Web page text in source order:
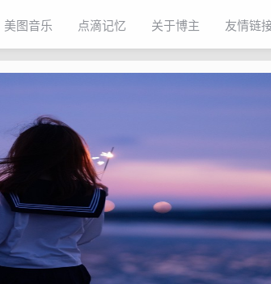
美图音乐 点滴记忆 关于博主 友情链